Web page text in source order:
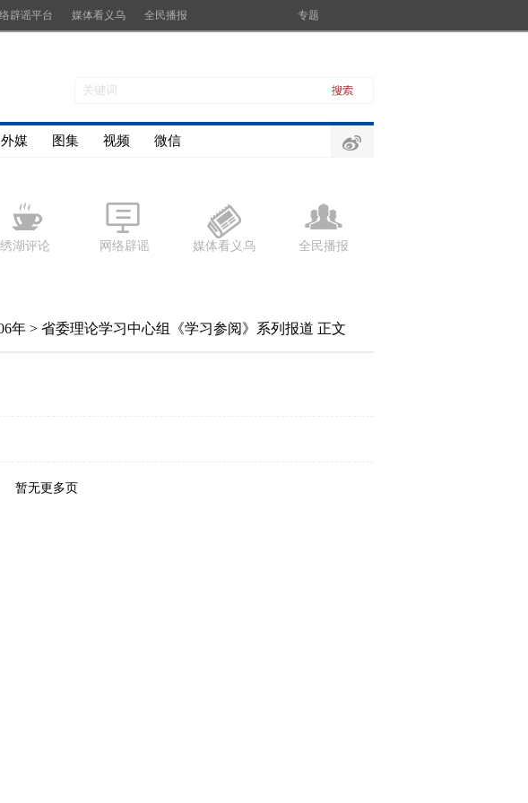
辟谣平台 媒体看义乌 全民播报 专题
外媒 图集 视频 微信
绣湖评论 网络辟谣 媒体看义乌 全民播报
年 > 省委理论学习中心组《学习参阅》系列报道 正文
暂无更多页